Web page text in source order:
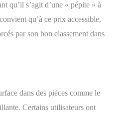
qu’il s’agit d’une « pépite » à
qu’à ce prix accessible,
par son bon classement dans
dans des pièces comme le
Certains utilisateurs ont